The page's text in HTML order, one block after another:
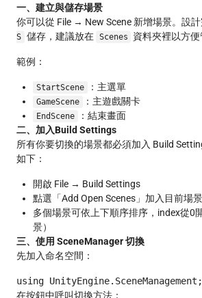
一、建立與儲存場景
你可以從 File → New Scene 新增場景。設
S 儲存，建議放在 Scenes 資料夾裡以方便
範例：
StartScene ：主選單
GameScene ：主遊戲關卡
EndScene
：結束畫面
二、加入Build Settings
所有你要切換的場景都必須加入 Build
如下：
開啟 File → Build Settings
點選「Add Open Scenes」加入目前場景
多個場景可依上下順序排序，index從0
景）
三、使用 SceneManager 切換
先加入命名空間：
在按鈕中呼叫切換方法：